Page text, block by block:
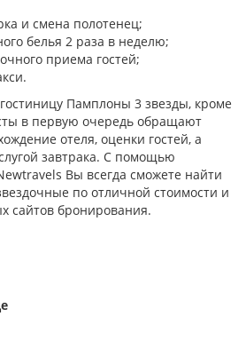
и смена полотенец;
белья 2 раза в неделю;
приема гостей;
Памплоны 3 звезды, кроме
в первую очередь обращают
отеля, оценки гостей, а
завтрака. С помощью
Вы всегда сможете найти
по отличной стоимости и
сайтов бронирования.